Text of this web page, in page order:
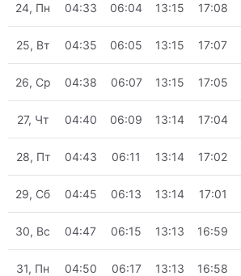
24, Пн 04:33 06:04 13:15 17:08
25, Вт 04:35 06:05 13:15 17:07
26, Ср 04:38 06:07 13:15 17:05
27, Чт 04:40 06:09 13:14 17:04
28, Пт 04:43 06:11 13:14 17:02
29, Сб 04:45 06:13 13:14 17:01
30, Вс 04:47 06:15 13:13 16:59
31, Пн 04:50 06:17 13:13 16:58